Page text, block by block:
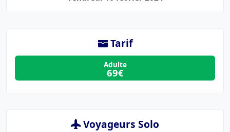
Tarif
Adulte
69€
Voyageurs Solo